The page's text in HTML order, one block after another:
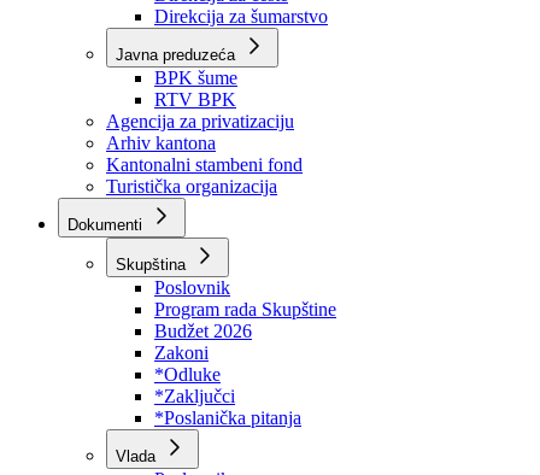
Direkcije
Direkcija za robne rezerve
Direkcija za ceste
Direkcija za šumarstvo
Javna preduzeća
BPK šume
RTV BPK
Agencija za privatizaciju
Arhiv kantona
Kantonalni stambeni fond
Turistička organizacija
Dokumenti
Skupština
Poslovnik
Program rada Skupštine
Budžet 2026
Zakoni
*Odluke
*Zaključci